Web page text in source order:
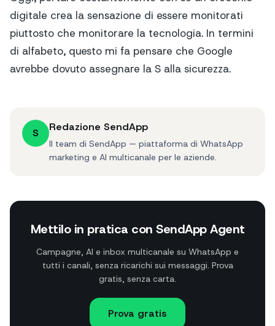
digitale crea la sensazione di essere monitorati
piuttosto che monitorare la tecnologia. In termini
di alfabeto, questo mi fa pensare che Google
avrebbe dovuto assegnare la S alla sicurezza.
S Redazione SendApp
Il team di SendApp — piattaforma di WhatsApp
marketing e AI multicanale per le aziende.
Mettilo in pratica con SendApp Agent
Campagne, AI e inbox multicanale su WhatsApp e
tutti i canali, senza ricarichi sui messaggi. Prova
gratis, senza carta.
Prova gratis